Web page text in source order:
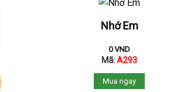
Nhớ Em
0VND
Mã:A293
Mua ngay